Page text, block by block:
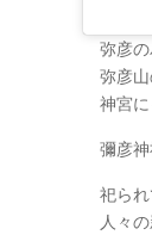
弥彦
弥彦
神宮
彌彦
祀ら
人々